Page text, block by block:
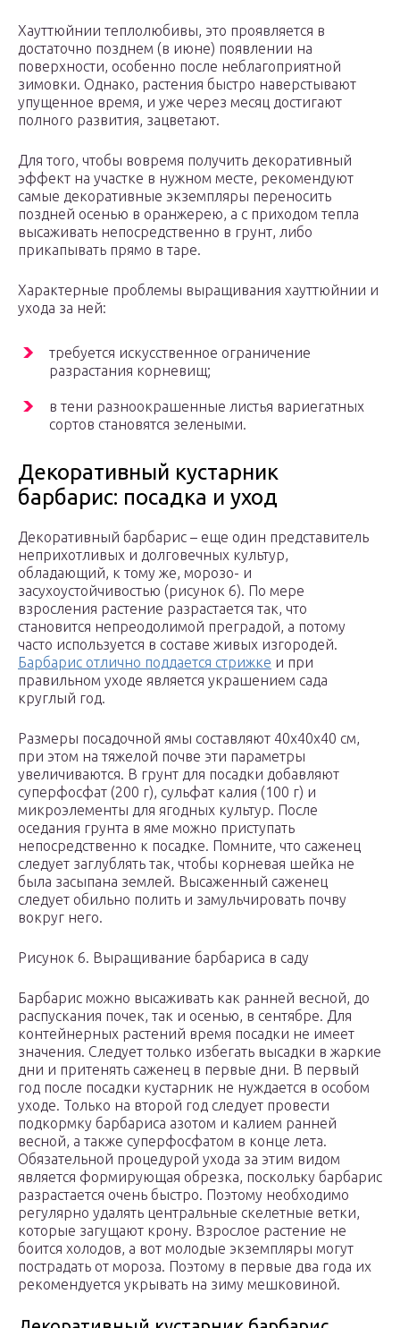
Хауттюйнии теплолюбивы, это проявляется в
достаточно позднем (в июне) появлении на
поверхности, особенно после неблагоприятной
зимовки. Однако, растения быстро наверстывают
упущенное время, и уже через месяц достигают
полного развития, зацветают.
Для того, чтобы вовремя получить декоративный
эффект на участке в нужном месте, рекомендуют
самые декоративные экземпляры переносить
поздней осенью в оранжерею, а с приходом тепла
высаживать непосредственно в грунт, либо
прикапывать прямо в таре.
Характерные проблемы выращивания хауттюйнии и
ухода за ней:
требуется искусственное ограничение
разрастания корневищ;
в тени разноокрашенные листья вариегатных
сортов становятся зелеными.
Декоративный кустарник
барбарис: посадка и уход
Декоративный барбарис – еще один представитель
неприхотливых и долговечных культур,
обладающий, к тому же, морозо- и
засухоустойчивостью (рисунок 6). По мере
взросления растение разрастается так, что
становится непреодолимой преградой, а потому
часто используется в составе живых изгородей.
Барбарис отлично поддается стрижке и при
правильном уходе является украшением сада
круглый год.
Размеры посадочной ямы составляют 40х40х40 см,
при этом на тяжелой почве эти параметры
увеличиваются. В грунт для посадки добавляют
суперфосфат (200 г), сульфат калия (100 г) и
микроэлементы для ягодных культур. После
оседания грунта в яме можно приступать
непосредственно к посадке. Помните, что саженец
следует заглублять так, чтобы корневая шейка не
была засыпана землей. Высаженный саженец
следует обильно полить и замульчировать почву
вокруг него.
Рисунок 6. Выращивание барбариса в саду
Барбарис можно высаживать как ранней весной, до
распускания почек, так и осенью, в сентябре. Для
контейнерных растений время посадки не имеет
значения. Следует только избегать высадки в жаркие
дни и притенять саженец в первые дни. В первый
год после посадки кустарник не нуждается в особом
уходе. Только на второй год следует провести
подкормку барбариса азотом и калием ранней
весной, а также суперфосфатом в конце лета.
Обязательной процедурой ухода за этим видом
является формирующая обрезка, поскольку барбарис
разрастается очень быстро. Поэтому необходимо
регулярно удалять центральные скелетные ветки,
которые загущают крону. Взрослое растение не
боится холодов, а вот молодые экземпляры могут
пострадать от мороза. Поэтому в первые два года их
рекомендуется укрывать на зиму мешковиной.